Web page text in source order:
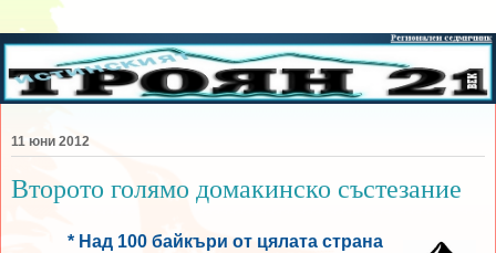
11 юни 2012
Второто голямо домакинско състезание
* Над 100 байкъри от цялата страна